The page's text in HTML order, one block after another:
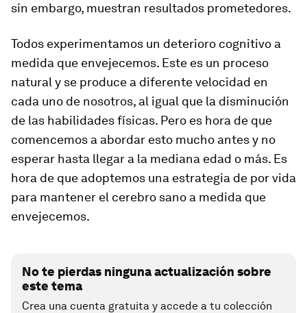
sin embargo, muestran resultados prometedores.
Todos experimentamos un deterioro cognitivo a
medida que envejecemos. Este es un proceso
natural y se produce a diferente velocidad en
cada uno de nosotros, al igual que la disminución
de las habilidades físicas. Pero es hora de que
comencemos a abordar esto mucho antes y no
esperar hasta llegar a la mediana edad o más. Es
hora de que adoptemos una estrategia de por vida
para mantener el cerebro sano a medida que
envejecemos.
No te pierdas ninguna actualización sobre
este tema
Crea una cuenta gratuita y accede a tu colección